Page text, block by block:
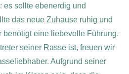
es sollte ebenerdig und
das neue Zuhause ruhig und
benötigt eine liebevolle Führung.
seiner Rasse ist, freuen wir
Aufgrund seiner